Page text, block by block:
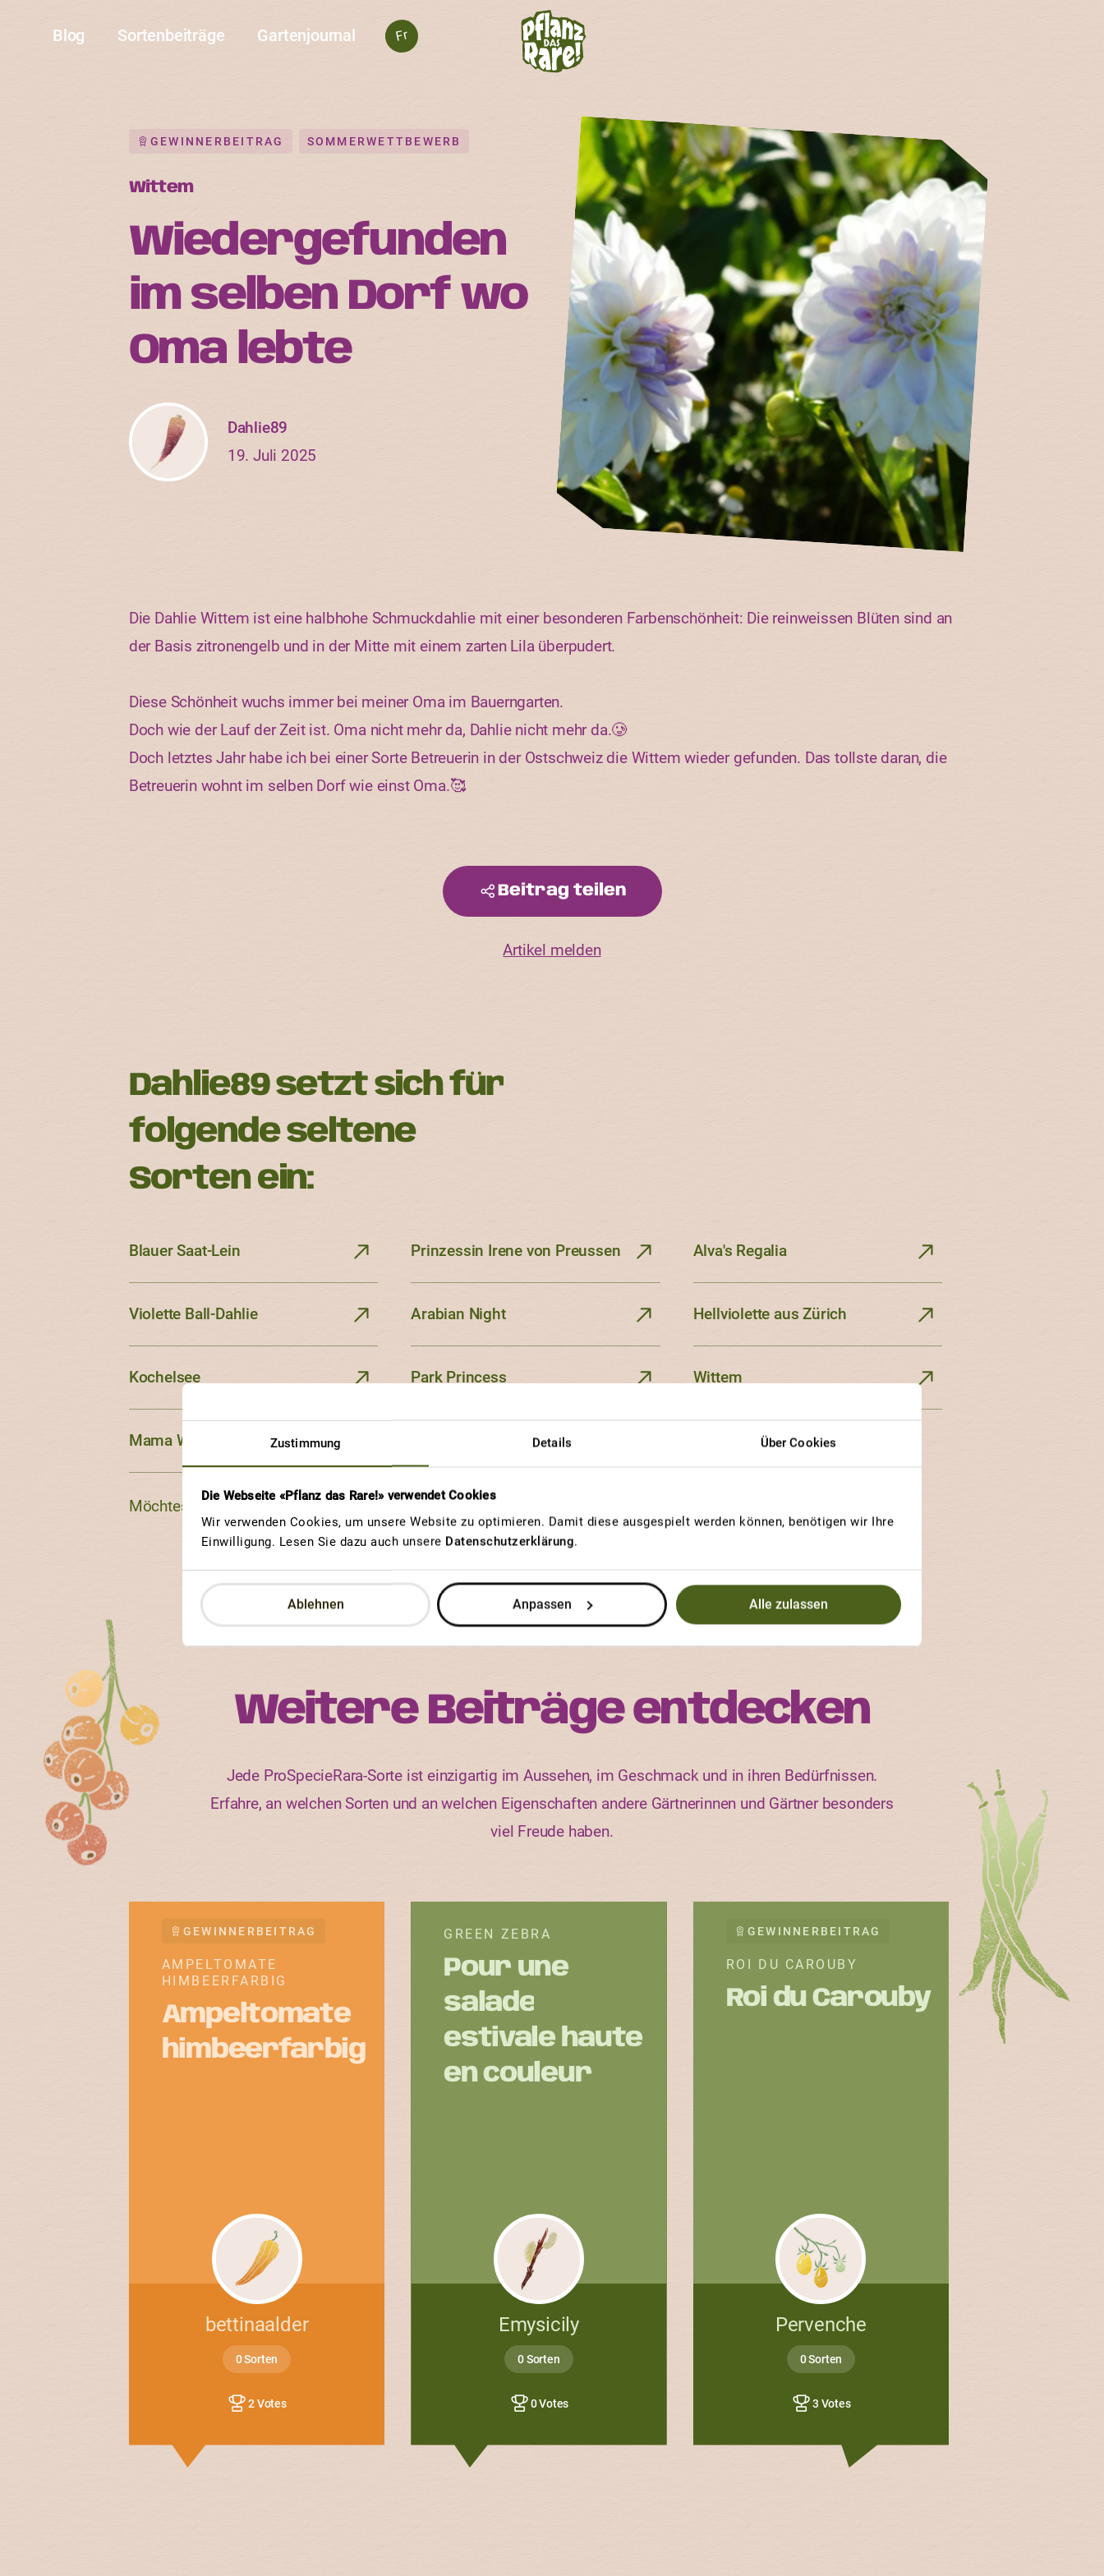
Zustimmung Details Über Cookies
Die Webseite «Pflanz das Rare!» verwendet Cookies
Wir verwenden Cookies, um unsere Website zu optimieren. Damit diese ausgespielt werden können, benötigen wir Ihre
Einwilligung. Lesen Sie dazu auch unsere Datenschutzerklärung.
Ablehnen Anpassen Alle zulassen
Fr
Blog Sortenbeiträge Gartenjournal
GEWINNERBEITRAG SOMMERWETTBEWERB
Wittem
Wiedergefunden
im selben Dorf wo
Oma lebte
Dahlie89
19. Juli 2025
Die Dahlie Wittem ist eine halbhohe Schmuckdahlie mit einer besonderen Farbenschönheit: Die reinweissen Blüten sind an
der Basis zitronengelb und in der Mitte mit einem zarten Lila überpudert.
Diese Schönheit wuchs immer bei meiner Oma im Bauerngarten.
Doch wie der Lauf der Zeit ist. Oma nicht mehr da, Dahlie nicht mehr da.🥲
Doch letztes Jahr habe ich bei einer Sorte Betreuerin in der Ostschweiz die Wittem wieder gefunden. Das tollste daran, die
Betreuerin wohnt im selben Dorf wie einst Oma.🥰
Beitrag teilen
Artikel melden
Dahlie89 setzt sich für
folgende seltene
Sorten ein:
Blauer Saat-Lein Prinzessin Irene von Preussen Alva's Regalia
Violette Ball-Dahlie Arabian Night Hellviolette aus Zürich
Kochelsee Park Princess Wittem
Mama Wieland
Möchtest du weitere seltene Sorten entdecken. Hier gehts zum
Weitere Beiträge entdecken
Jede ProSpecieRara-Sorte ist einzigartig im Aussehen, im Geschmack und in ihren Bedürfnissen.
Erfahre, an welchen Sorten und an welchen Eigenschaften andere Gärtnerinnen und Gärtner besonders
viel Freude haben.
GEWINNERBEITRAG
AMPELTOMATE
HIMBEERFARBIG
Ampeltomate
himbeerfarbig
bettinaalder
0 Sorten
2 Votes
GREEN ZEBRA
Pour une
salade
estivale haute
en couleur
Emysicily
0 Sorten
0 Votes
GEWINNERBEITRAG
ROI DU CAROUBY
Roi du Carouby
Pervenche
0 Sorten
3 Votes